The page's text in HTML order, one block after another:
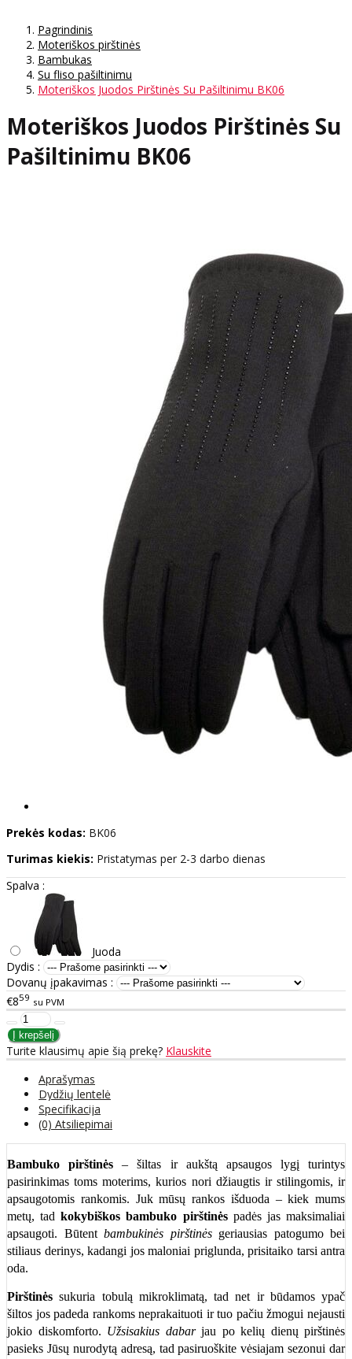
Pagrindinis
Moteriškos pirštinės
Bambukas
Su fliso pašiltinimu
Moteriškos Juodos Pirštinės Su Pašiltinimu BK06
Moteriškos Juodos Pirštinės Su
Pašiltinimu BK06
Prekės kodas: BK06
Turimas kiekis: Pristatymas per 2-3 darbo dienas
Spalva :
Juoda
Dydis :
Dovanų įpakavimas :
€859 su PVM
Turite klausimų apie šią prekę? Klauskite
Aprašymas
Dydžių lentelė
Specifikacija
(0) Atsiliepimai
Bambuko pirštinės – šiltas ir aukštą apsaugos lygį turintys
pasirinkimas toms moterims, kurios nori džiaugtis ir stilingomis, ir
apsaugotomis rankomis. Juk mūsų rankos išduoda – kiek mums
metų, tadkokybiškos bambuko pirštinėspadės jas maksimaliai
apsaugoti. Būtent bambukinės pirštinėsgeriausias patogumo bei
stiliaus derinys, kadangi jos maloniai priglunda, prisitaiko tarsi antra
oda.
Pirštinės sukuria tobulą mikroklimatą, tad net ir būdamos ypač
šiltos jos padeda rankoms neprakaituoti ir tuo pačiu žmogui nejausti
jokio diskomforto. Užsisakius dabarjau po kelių dienų pirštinės
pasieks Jūsų nurodytą adresą, tad pasiruoškite vėsiajam sezonui dar